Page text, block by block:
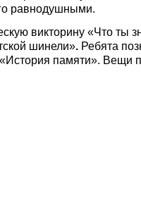
равнодушными.
викторину «Что ты
шинели». Ребята
памяти». Вещи